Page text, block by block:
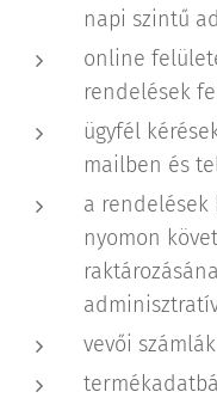
napi szintű
online
rendelések
ügyfél
mailben és
a rendelések
nyomon
vevői